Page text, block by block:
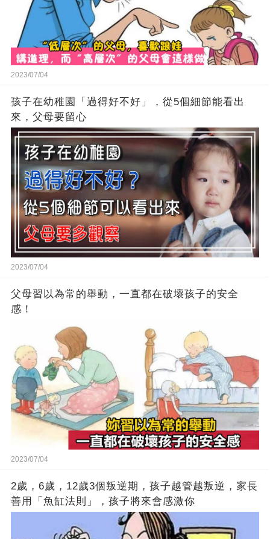
2023/07/04
孩子在幼稚園「過得好不好」，從5個細節能看出
來，父母要留心
2023/07/04
父母習以為常的舉動，一直都在破壞孩子的安全
感！
2023/07/04
2歲，6歲，12歲3個叛逆期，孩子越管越叛逆，家長
善用「魚缸法則」，孩子將來會感激你